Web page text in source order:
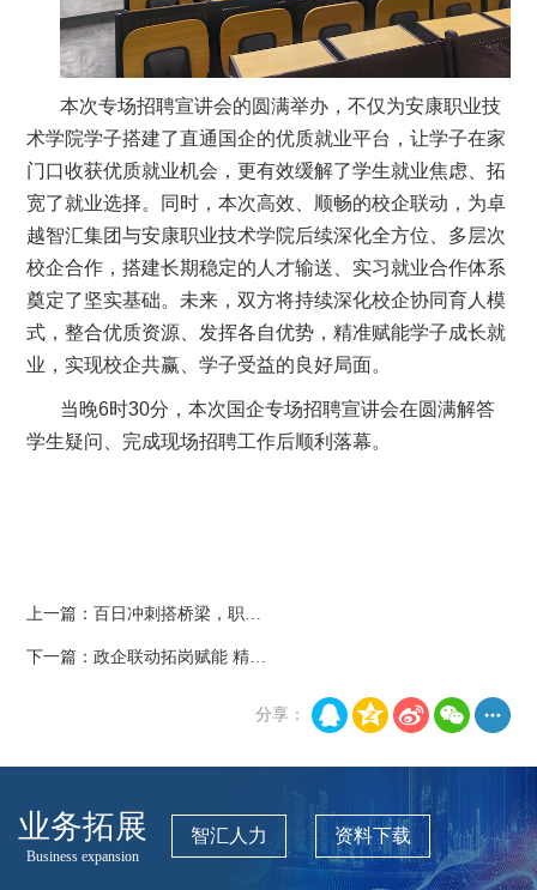
本次专场招聘宣讲会的圆满举办，不仅为安康职业技
术学院学子搭建了直通国企的优质就业平台，让学子在家
门口收获优质就业机会，更有效缓解了学生就业焦虑、拓
宽了就业选择。同时，本次高效、顺畅的校企联动，为卓
越智汇集团与安康职业技术学院后续深化全方位、多层次
校企合作，搭建长期稳定的人才输送、实习就业合作体系
奠定了坚实基础。未来，双方将持续深化校企协同育人模
式，整合优质资源、发挥各自优势，精准赋能学子成长就
业，实现校企共赢、学子受益的良好局面。
当晚6时30分，本次国企专场招聘宣讲会在圆满解答
学生疑问、完成现场招聘工作后顺利落幕。
上一篇： 百日冲刺搭桥梁，职通未来筑梦想——铜川职业技术学院携手卓越智汇集团成功举办“中国重汽”国企实习岗位专场招聘会
下一篇： 政企联动拓岗赋能 精准施策稳保就业——西安“百日千万招聘专项行动”专场活动圆满落幕
分享：
业务拓展
Business expansion
智汇人力 资料下载